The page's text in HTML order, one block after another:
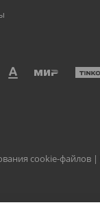
cookie-файлов |